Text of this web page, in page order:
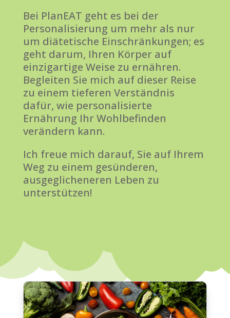
Bei PlanEAT geht es bei der
Personalisierung um mehr als nur
um diätetische Einschränkungen; es
geht darum, Ihren Körper auf
einzigartige Weise zu ernähren.
Begleiten Sie mich auf dieser Reise
zu einem tieferen Verständnis
dafür, wie personalisierte
Ernährung Ihr Wohlbefinden
verändern kann.
Ich freue mich darauf, Sie auf Ihrem
Weg zu einem gesünderen,
ausgeglicheneren Leben zu
unterstützen!